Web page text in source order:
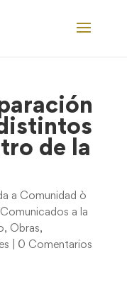
de la
a Comunidad ò
Comunicados a la
, Obras,
0 Comentarios